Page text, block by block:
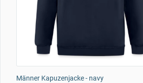
Männer Kapuzenjacke - navy